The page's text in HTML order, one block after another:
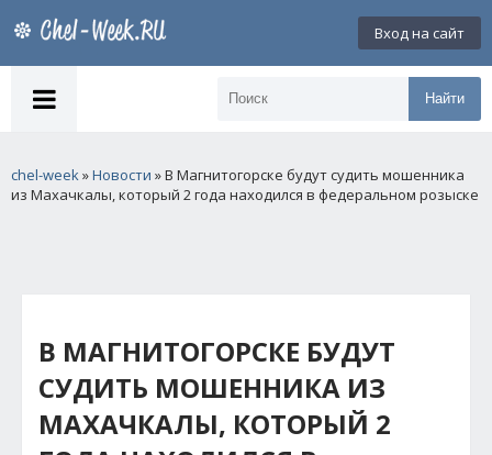
Вход на сайт
Найти
chel-week»Новости » В Магнитогорске будут судить мошенника
из Махачкалы, который 2 года находился в федеральном розыске
В МАГНИТОГОРСКЕ БУДУТ
СУДИТЬ МОШЕННИКА ИЗ
МАХАЧКАЛЫ, КОТОРЫЙ 2